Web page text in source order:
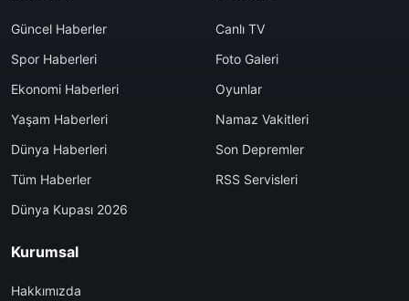
Güncel Haberler
Spor Haberleri
Ekonomi Haberleri
Yaşam Haberleri
Dünya Haberleri
Tüm Haberler
Dünya Kupası 2026
Canlı TV
Foto Galeri
Oyunlar
Namaz Vakitleri
Son Depremler
RSS Servisleri
Kurumsal
Hakkımızda